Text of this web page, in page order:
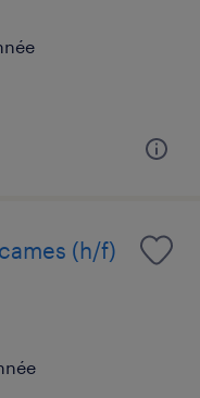
(h/f)